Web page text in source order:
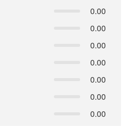
0.00
0.00
0.00
0.00
0.00
0.00
0.00